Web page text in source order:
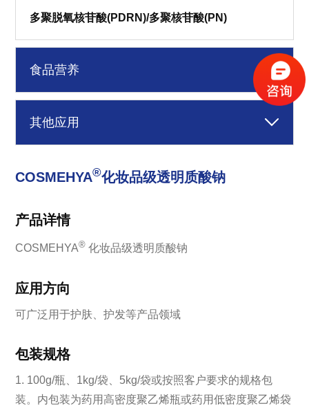
多聚脱氧核苷酸(PDRN)/多聚核苷酸(PN)
食品营养
其他应用
COSMEHYA®化妆品级透明质酸钠
产品详情
COSMEHYA® 化妆品级透明质酸钠
应用方向
可广泛用于护肤、护发等产品领域
包装规格
1. 100g/瓶、1kg/袋、5kg/袋或按照客户要求的规格包
装。内包装为药用高密度聚乙烯瓶或药用低密度聚乙烯袋